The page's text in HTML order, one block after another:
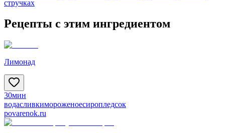
стручках
Рецепты с этим ингредиентом
Лимонад
30мин
водасливкимороженоесиропледсок
povarenok.ru